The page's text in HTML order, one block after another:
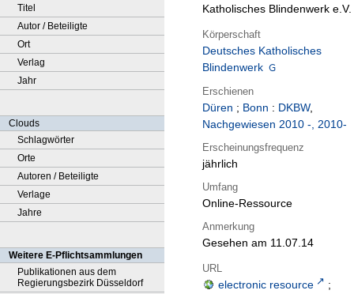
Titel
Autor / Beteiligte
Ort
Verlag
Jahr
Clouds
Schlagwörter
Orte
Autoren / Beteiligte
Verlage
Jahre
Weitere E-Pflichtsammlungen
Publikationen aus dem
Regierungsbezirk Düsseldorf
Katholisches Blindenwerk e.V.
Körperschaft
Deutsches Katholisches
Blindenwerk
Erschienen
Düren ; Bonn : DKBW,
Nachgewiesen 2010 -, 2010-
Erscheinungsfrequenz
jährlich
Umfang
Online-Ressource
Anmerkung
Gesehen am 11.07.14
URL
electronic resource
;